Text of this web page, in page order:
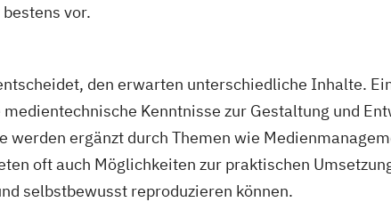
vor.
den erwarten unterschiedliche Inhalte.
Kenntnisse zur Gestaltung und
ergänzt durch Themen wie
oft auch Möglichkeiten zur praktischen
selbstbewusst reproduzieren können.